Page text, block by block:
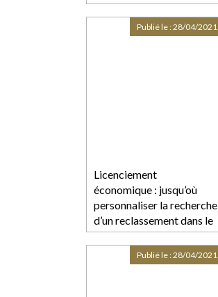
Licenciement
économique : jusqu’où
personnaliser la recherche
d’un reclassement dans le
groupe ?
Publié le :28/04/2021
Publié le :28/04/2021